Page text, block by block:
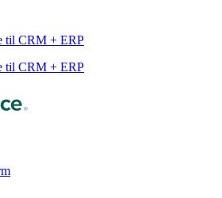
til CRM + ERP
til CRM + ERP